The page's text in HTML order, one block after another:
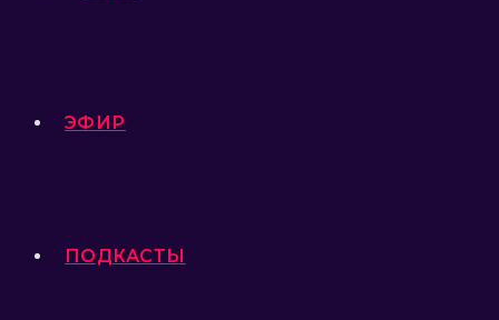
ЭФИР
ПОДКАСТЫ